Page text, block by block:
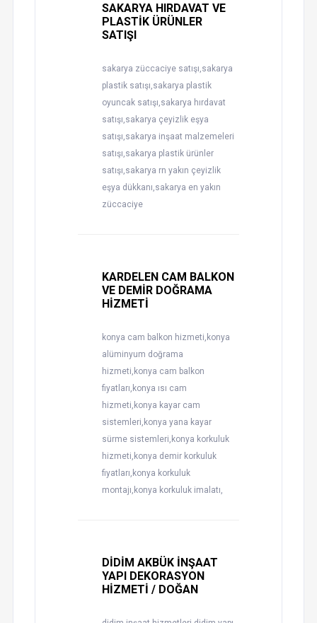
SAKARYA HIRDAVAT VE
PLASTİK ÜRÜNLER
SATIŞI
sakarya züccaciye satışı,sakarya
plastik satışı,sakarya plastik
oyuncak satışı,sakarya hırdavat
satışı,sakarya çeyizlik eşya
satışı,sakarya inşaat malzemeleri
satışı,sakarya plastik ürünler
satışı,sakarya rn yakın çeyizlik
eşya dükkanı,sakarya en yakın
züccaciye
KARDELEN CAM BALKON
VE DEMİR DOĞRAMA
HİZMETİ
konya cam balkon hizmeti,konya
alüminyum doğrama
hizmeti,konya cam balkon
fiyatları,konya ısı cam
hizmeti,konya kayar cam
sistemleri,konya yana kayar
sürme sistemleri,konya korkuluk
hizmeti,konya demir korkuluk
fiyatları,konya korkuluk
montajı,konya korkuluk imalatı,
DİDİM AKBÜK İNŞAAT
YAPI DEKORASYON
HİZMETİ / DOĞAN